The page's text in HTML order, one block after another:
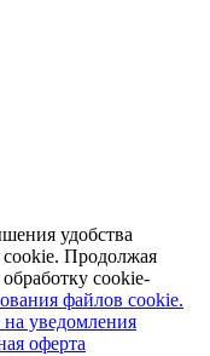
удобства
cookie. Продолжая
обработку cookie-
файлов cookie.
на уведомления
оферта